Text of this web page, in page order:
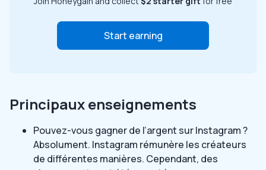
Start earning
Principaux enseignements
Pouvez-vous gagner de l’argent sur Instagram ?
Absolument. Instagram rémunère les créateurs
de différentes manières. Cependant, des